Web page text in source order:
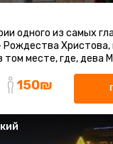
одного из самых
Рождества Христова,
том месте, где, дева
на свет Иисуса
150₪